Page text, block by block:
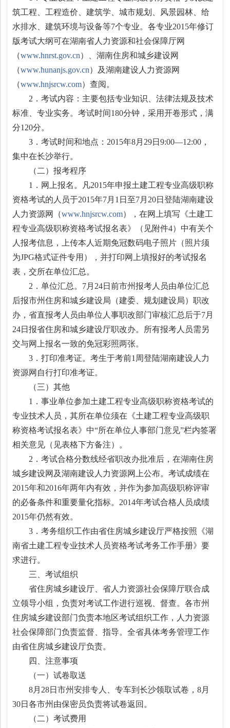
筑工程、工程造价、建筑学、城市规划、风景园林、给
水排水、建筑环境与设备等7个专业。各专业2015年修订
版考试大纲可在湖南省人力资源和社会保障厅网
（www.hnrst.gov.cn）、湖南住房和城乡建设网
（www.hunanjs.gov.cn）及湖南建设人力资源网
（www.hnjsrcw.com）查阅。
2．考试内容：主要包括专业知识、法律法规及技术
标准、专业实务。考试时间180分钟，采用开卷形式，满
分120分。
3．考试时间和地点：2015年8月29日9:00—12:00，
集中在长沙举行。
（二）报考程序
1．网上报名。凡2015年申报土建工程专业高级职称
资格考试的人员于2015年7月1日至7月20日登陆湖南建设
人力资源网（www.hnjsrcw.com），在网上填写《土建工
程专业高级职称资格考试报名表》（见附件4）中有关个
人报考信息，上传本人近期免冠数码电子照片（照片须
为JPG格式证件专用），并打印网上填报好的考试报名
表，交所在单位汇总。
2．单位汇总。7月24日前市州报考人员由单位汇总
后报市州住房和城乡建设局（建委、规划建设局）职改
办，省直报考人员由单位人事职改部门审核汇总后于7月
24日报省住房和城乡建设厅职改办。所有报考人员需另
交与网上报名一致的免冠彩照两张。
3．打印准考证。考生于考前1周登陆湖南建设人力
资源网自行打印准考证。
（三）其他
1．事业单位参加土建工程专业高级职称资格考试的
专业技术人员，其所在单位须在《土建工程专业高级职
称资格考试报名表》中“所在单位人事部门意见”栏内签署
相关意见（见表格下方备注）。
2．考试合格分数线经省职改办批准后，在湖南住房
城乡建设网及湖南建设人力资源网上公布。考试成绩在
2015年和2016年两年内有效，并作为参加高级职称评审
的必备条件和重要量化指标。2014年考试合格人员成绩
2015年仍然有效。
3．考务组织工作由省住房城乡建设厅严格按照《湖
南省土建工程专业技术人员资格考试考务工作手册》要
求进行。
三、考试组织
省住房城乡建设厅、省人力资源社会保障厅联合成
立领导小组，负责对考试工作进行巡视、督查。各市州
住房城乡建设部门负责本地区考试组织工作，人力资源
社会保障部门负责监督、指导。全省具体考务管理工作
由省住房城乡建设厅负责。
四、注意事项
（一）试卷取送
8月28日市州安排专人、专车到长沙领取试卷，8月
30日各市州由保密员负责将试卷返回。
（二）考试费用